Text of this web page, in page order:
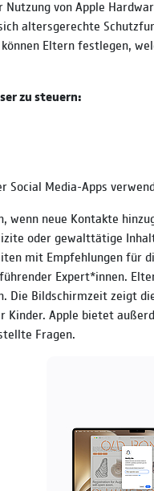
von Apple
altersgerechte
Eltern festlegen,
zu steuern:
Social Media-Apps
wenn neue Kontakte
oder gewalttätige
mit Empfehlungen für
Expert*innen.
Die Bildschirmzeit zeigt
Kinder. Apple bietet
Fragen.